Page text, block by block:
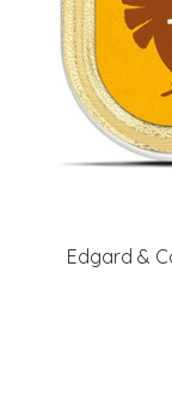
Edgard &